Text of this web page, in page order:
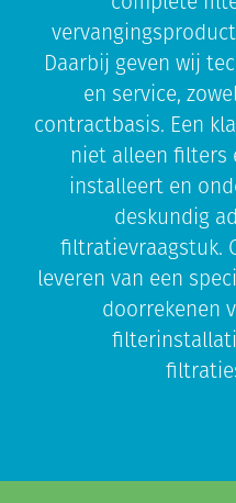
Daarbij geven wij
en service,
contractbasis. Een
niet alleen filters
installeert en
deskundig
filtratievraagstuk.
leveren van een
doorrekenen